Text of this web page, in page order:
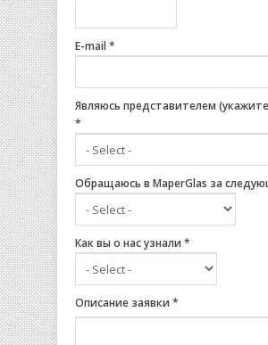
E-mail*
Являюсь представителем
*
Обращаюсь в MaperGlas за
Как вы о нас узнали *
Описание заявки *